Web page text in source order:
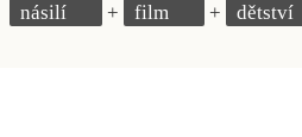
násilí film dětství